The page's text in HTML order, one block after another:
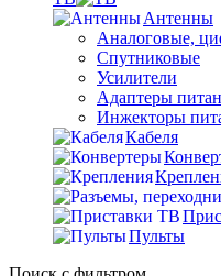
Антенны
Аналоговые,
Спутниковые
Усилители
Адаптеры
Инжекторы
Кабеля
Пульты